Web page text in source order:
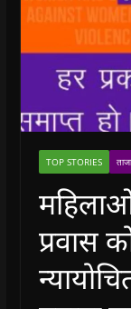
TOP STORIES
प्रवास